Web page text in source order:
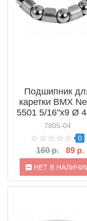
Подшипник
каретки BMX
5501 5/16"x9 Ø
мм (881668)
7805-04
0
160 р. 89 р.
НЕТ В